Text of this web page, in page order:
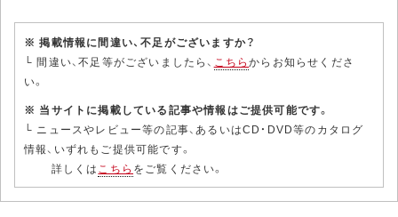
※ 掲載情報に間違い、不足がございますか？
└ 間違い、不足等がございましたら、 こちらからお知らせくださ
い。
※ 当サイトに掲載している記事や情報はご提供可能です。
└ ニュースやレビュー等の記事、あるいはCD・DVD等のカタログ
情報、いずれもご提供可能です。
詳しくはこちら をご覧ください。